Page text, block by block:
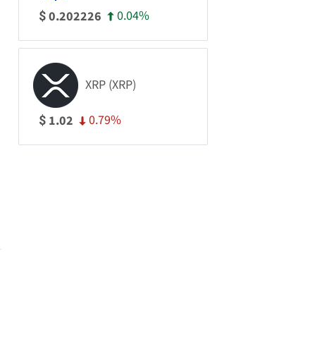
$0.202226 0.04%
XRP (XRP)
$ 1.02 0.79%